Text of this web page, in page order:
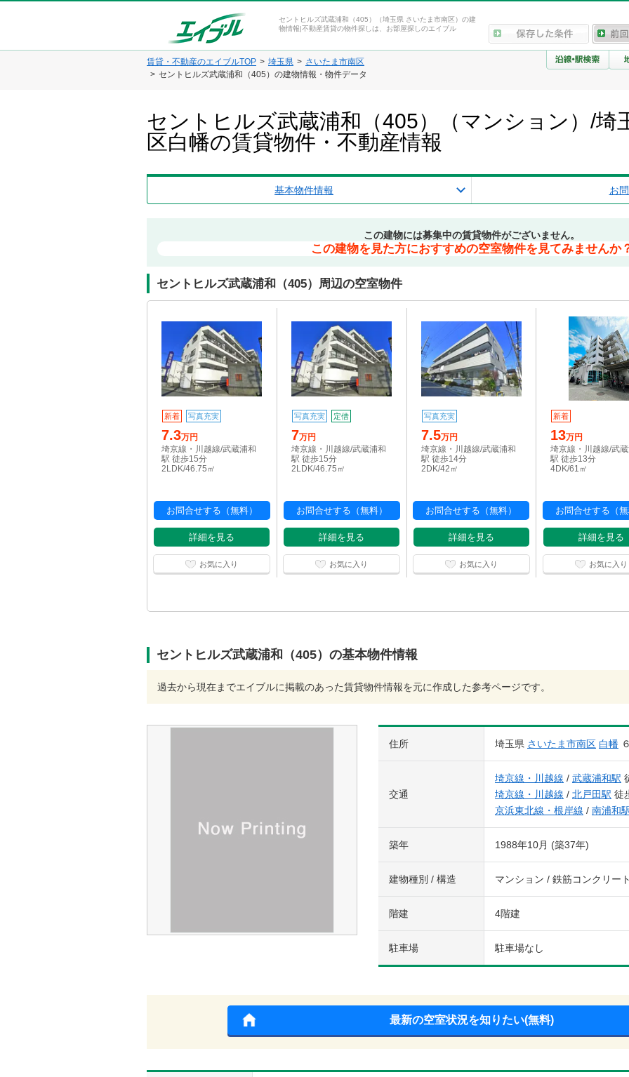
セントヒルズ武蔵浦和（405）（埼玉県 さいたま市南区）の建
物情報|不動産賃貸の物件探しは、お部屋探しのエイブル
賃貸・不動産のエイブルTOP 埼玉県
さいたま市南区
セントヒルズ武蔵浦和（405）の建物情報・物件データ
セントヒルズ武蔵浦和（405）（マンション）/埼
区白幡の賃貸物件・不動産情報
基本物件情報 お
この建物には募集中の賃貸物件がございません。
この建物を見た方におすすめの空室物件を見てみませんか
セントヒルズ武蔵浦和（405）周辺の空室物件
新着 写真充実
7.3万円
埼京線・川越線/武蔵浦和
駅 徒歩15分
2LDK/46.75㎡
お問合せする（無料）
詳細を見る
お気に入り
写真充実 定借
7万円
埼京線・川越線/武蔵浦和
駅 徒歩15分
2LDK/46.75㎡
お問合せする（無料）
詳細を見る
お気に入り
写真充実
7.5万円
埼京線・川越線/武蔵浦和
駅 徒歩14分
2DK/42㎡
お問合せする（無料）
詳細を見る
お気に入り
新着
13万円
埼京線・川越線/武
駅 徒歩13分
4DK/61㎡
お問合せする（無
詳細を見る
お気に入り
セントヒルズ武蔵浦和（405）の基本物件情報
過去から現在までエイブルに掲載のあった賃貸物件情報を元に作成した参考ページです。
住所 埼玉県 さいたま市南区 白幡
交通
埼京線・川越線 / 武蔵浦和駅
埼京線・川越線 / 北戸田駅 徒
京浜東北線・根岸線 / 南浦和
築年 1988年10月 (築37年)
建物種別 / 構造 マンション / 鉄筋コンクリー
階建 4階建
駐車場 駐車場なし
最新の空室状況を知りたい(無料)